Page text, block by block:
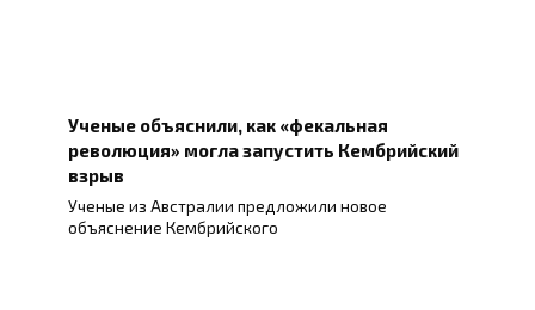
Ученые объяснили, как «фекальная
революция» могла запустить Кембрийский
взрыв
Ученые из Австралии предложили новое
объяснение Кембрийского